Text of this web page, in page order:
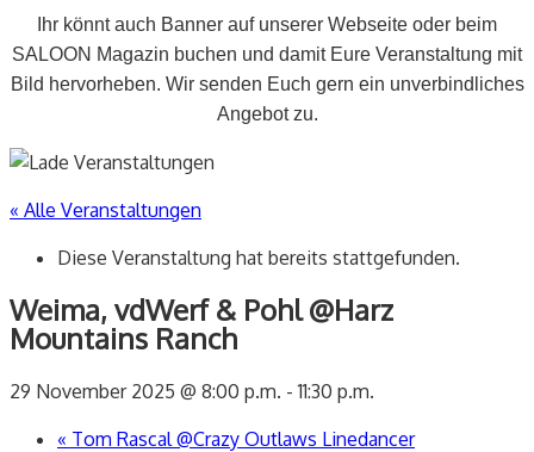
Ihr könnt auch Banner auf unserer Webseite oder beim
SALOON Magazin buchen und damit Eure Veranstaltung mit
Bild hervorheben. Wir senden Euch gern ein unverbindliches
Angebot zu.
« Alle Veranstaltungen
Diese Veranstaltung hat bereits stattgefunden.
Weima, vdWerf & Pohl @Harz
Mountains Ranch
29 November 2025 @ 8:00 p.m. -11:30 p.m.
« Tom Rascal @Crazy Outlaws Linedancer